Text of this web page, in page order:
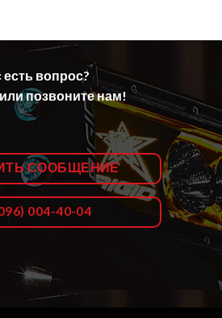
есть вопрос?
позвоните нам!
СООБЩЕНИЕ
004-40-04